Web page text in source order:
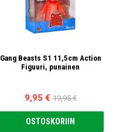
Gang Beasts S1 11,5cm Action
Figuuri, punainen
9,95 € 19,95 €
OSTOSKORIIN